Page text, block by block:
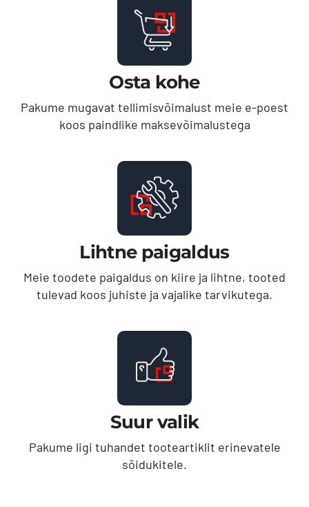
Osta kohe
Pakume mugavat tellimisvõimalust meie e-poest
koos paindlike maksevõimalustega
Lihtne paigaldus
Meie toodete paigaldus on kiire ja lihtne, tooted
tulevad koos juhiste ja vajalike tarvikutega.
Suur valik
Pakume ligi tuhandet tooteartiklit erinevatele
sõidukitele.